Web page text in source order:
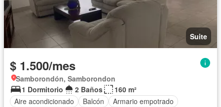
Suite
$ 1.500/mes
Samborondón, Samborondon
1 Dormitorio
2 Baños
160 m²
Aire acondicionado
Balcón
Armario empotrado